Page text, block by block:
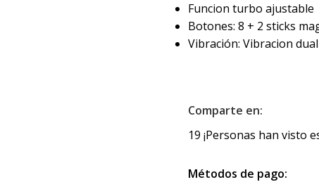
Funcion turbo ajustable
Botones: 8 + 2 sticks
Vibración: Vibracion dual
Comparte en:
19 ¡Personas han visto
Métodos de pago: